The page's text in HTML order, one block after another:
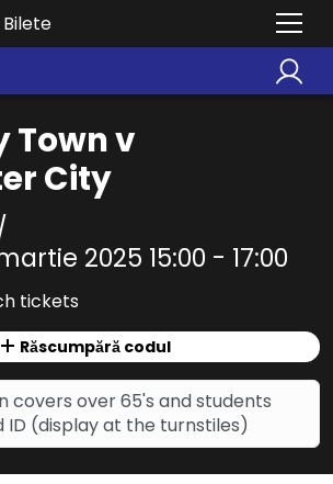
Town v
City
2025 15:00 - 17:00
tickets
Răscumpără codul
covers over 65's and students
ID (display at the turnstiles)